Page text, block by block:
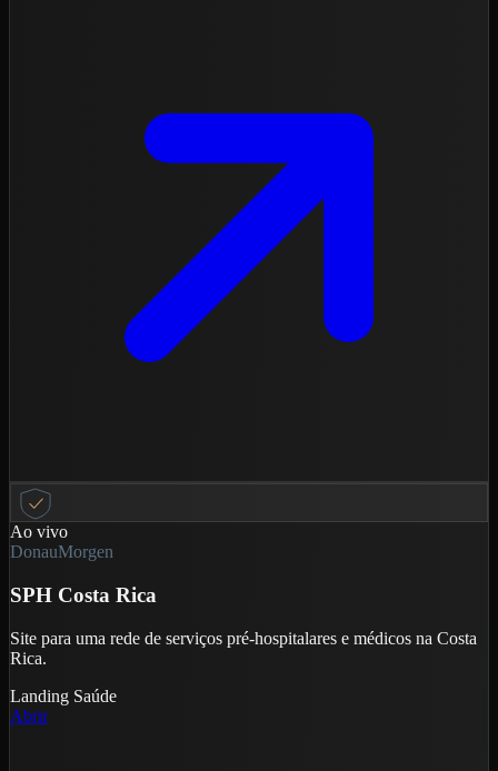
Ao vivo
DonauMorgen
SPH Costa Rica
Site para uma rede de serviços pré-hospitalares e médicos na Costa
Rica.
Landing Saúde
Abrir